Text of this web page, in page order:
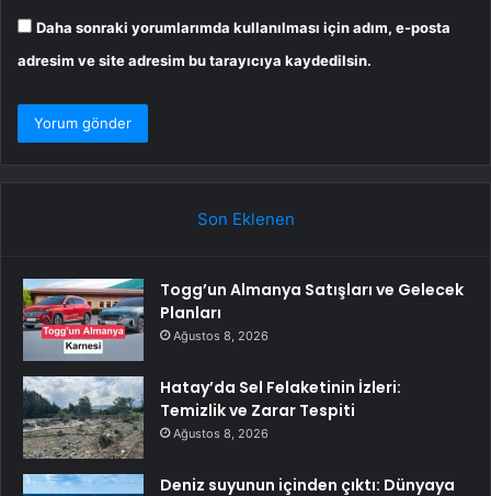
Daha sonraki yorumlarımda kullanılması için adım, e-posta
adresim ve site adresim bu tarayıcıya kaydedilsin.
Son Eklenen
Togg’un Almanya Satışları ve Gelecek
Planları
Ağustos 8, 2026
Hatay’da Sel Felaketinin İzleri:
Temizlik ve Zarar Tespiti
Ağustos 8, 2026
Deniz suyunun içinden çıktı: Dünyaya